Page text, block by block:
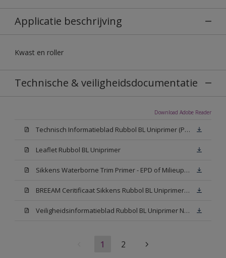
Applicatie beschrijving
Kwast en roller
Technische & veiligheidsdocumentatie
Download Adobe Reader
Technisch Informatieblad Rubbol BL Uniprimer (PDF)
Leaflet Rubbol BL Uniprimer
Sikkens Waterborne Trim Primer - EPD of Milieuproductverklaring
BREEAM Ceritificaat Sikkens Rubbol BL Uniprimer (PDF)
Veiligheidsinformatieblad Rubbol BL Uniprimer N00 (PDF)
1 2